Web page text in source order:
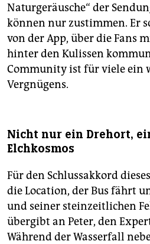
Naturgeräusche“ der
können nur zustimmen. Er
von der App, über die Fans
hinter den Kulissen
Community ist für viele ein
Vergnügens.
Nicht nur ein Drehort,
Elchkosmos
Für den Schlussakkord
die Location, der Bus fährt
und seiner steinzeitlichen
übergibt an Peter, den
Während der Wasserfall